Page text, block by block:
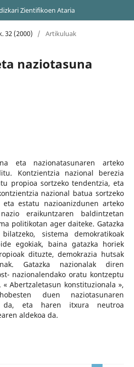
Zientifikoen Ataria
32 (2000) / Artikuluak
naziotasuna
eta nazionatasunaren arteko
Kontzientzia nazional berezia
propioa sortzeko tendentzia, eta
nazional batua sortzeko
estatu nazioanizdunen arteko
eraikuntzaren baldintzetan
politikotan ager daiteke. Gatazka
sistema demokratikoak
egokiak, baina gatazka horiek
dituzte, demokrazia hutsak
Gatazka nazionalak diren
nazionalendako oratu kontzeptu
Abertzaletasun konstituzionala »,
duen naziotasunaren
da, eta haren itxura neutroa
aldekoa da.